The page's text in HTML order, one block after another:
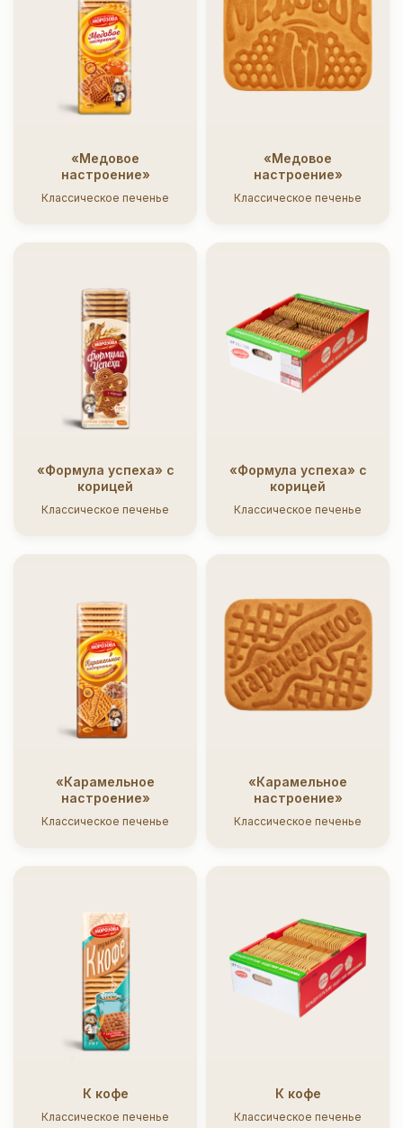
«Медовое
настроение»
Классическое печенье
«Медовое
настроение»
Классическое печенье
«Формула успеха» с
корицей
Классическое печенье
«Формула успеха» с
корицей
Классическое печенье
«Карамельное
настроение»
Классическое печенье
«Карамельное
настроение»
Классическое печенье
К кофе
Классическое печенье
К кофе
Классическое печенье